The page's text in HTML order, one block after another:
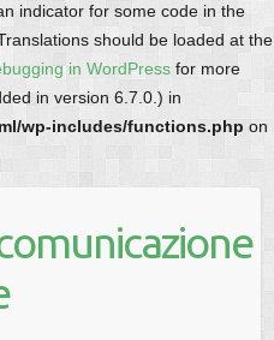
indicator for some code in the
should be loaded at the
in WordPress for more
in version 6.7.0.) in
wp-includes/functions.php on